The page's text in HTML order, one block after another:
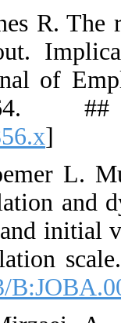
41. Pines
& couple
42. Gratz
of emotion
factor
in emotion
## [